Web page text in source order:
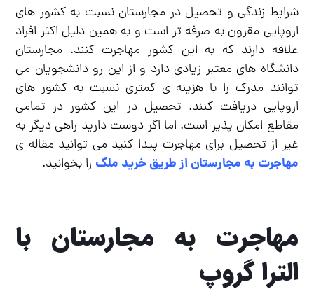
شرایط زندگی و تحصیل در مجارستان نسبت به کشور های
اروپایی مقرون به صرفه تر است و به همین دلیل اکثر افراد
علاقه دارند که به این کشور مهاجرت کنند. مجارستان
دانشگاه های معتبر زیادی دارد و از این رو دانشجویان می
توانند مدرک را با هزینه ی کمتری نسبت به کشور های
اروپایی دریافت کنند. تحصیل در این کشور در تمامی
مقاطع امکان پذیر است. اما اگر دوست دارید راهی دیگر به
غیر از تحصیل برای مهاجرت پیدا کنید می توانید مقاله ی
مهاجرت به مجارستان از طریق خرید ملک را بخوانید.
مهاجرت به مجارستان با
الترا گروپ